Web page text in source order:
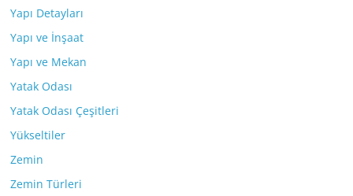
Yapı Detayları
Yapı ve İnşaat
Yapı ve Mekan
Yatak Odası
Yatak Odası Çeşitleri
Yükseltiler
Zemin
Zemin Türleri